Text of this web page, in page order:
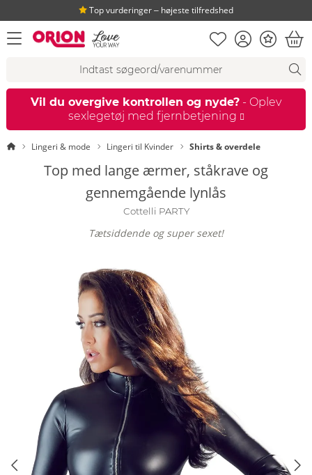
Top vurderinger ‒ højeste tilfredshed
åbn menu Huskeseddel
Kundekonto
Bonus
Vil du overgive kontrollen og nyde? - Oplev
sexlegetøj med fjernbetjening
StartsideLingeri & mode Lingeri til Kvinder Shirts & overdele
Top med lange ærmer, ståkrave og
gennemgående lynlås
Cottelli PARTY
Tætsiddende og super sexet!